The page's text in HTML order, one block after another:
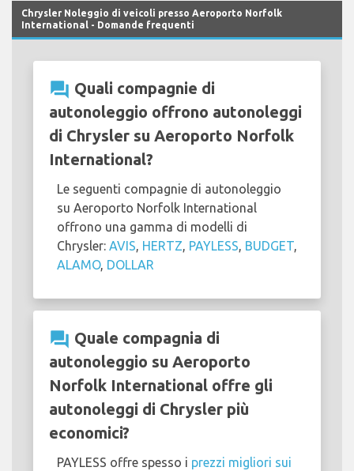
Chrysler Noleggio di veicoli presso Aeroporto Norfolk
International - Domande frequenti
question_answer Quali compagnie di
autonoleggio offrono autonoleggi
di Chrysler su Aeroporto Norfolk
International?
Le seguenti compagnie di autonoleggio
su Aeroporto Norfolk International
offrono una gamma di modelli di
Chrysler: AVIS, HERTZ, PAYLESS, BUDGET,
ALAMO, DOLLAR
question_answer Quale compagnia di
autonoleggio su Aeroporto
Norfolk International offre gli
autonoleggi di Chrysler più
economici?
PAYLESS offre spesso i prezzi migliori sui